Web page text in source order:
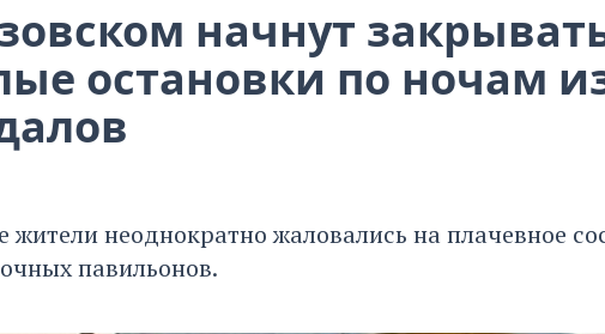
начнут
остановки по ночам
жители неоднократно жаловались на плачевное
павильонов.